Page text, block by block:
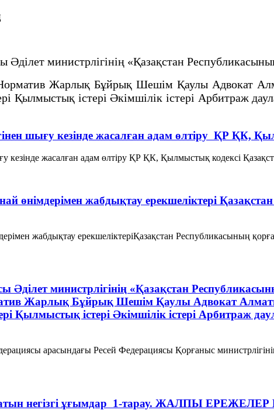
Әділет министрлігінің «Қазақстан
Жарлық Бұйрық Шешім Қаулы Адвокат
Қылмыстық істері Әкімшілік істері Арбитраж
шығу кезiнде жасалған адам өлтіру ҚР ҚК,
кезiнде жасалған адам өлтіру ҚР ҚК, Қылмыстық кодексi
өнімдерімен жабдықтау ерекшеліктері
жабдықтау ерекшеліктеріҚазақстан Республикасының
Әділет министрлігінің «Қазақстан
Жарлық Бұйрық Шешім Қаулы Адвокат
Қылмыстық істері Әкімшілік істері Арбитраж
арасындағы Ресей Федерациясы Қорғаныс
негізгі ұғымдар 1-тарау. ЖАЛПЫ ЕРЕЖЕЛЕР